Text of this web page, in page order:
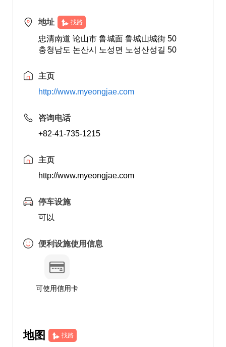
地址 找路
忠清南道 论山市 鲁城面 鲁城山城街 50
충청남도 논산시 노성면 노성산성길 50
主页
http://www.myeongjae.com
咨询电话
+82-41-735-1215
主页
http://www.myeongjae.com
停车设施
可以
便利设施使用信息
可使用信用卡
地图 找路